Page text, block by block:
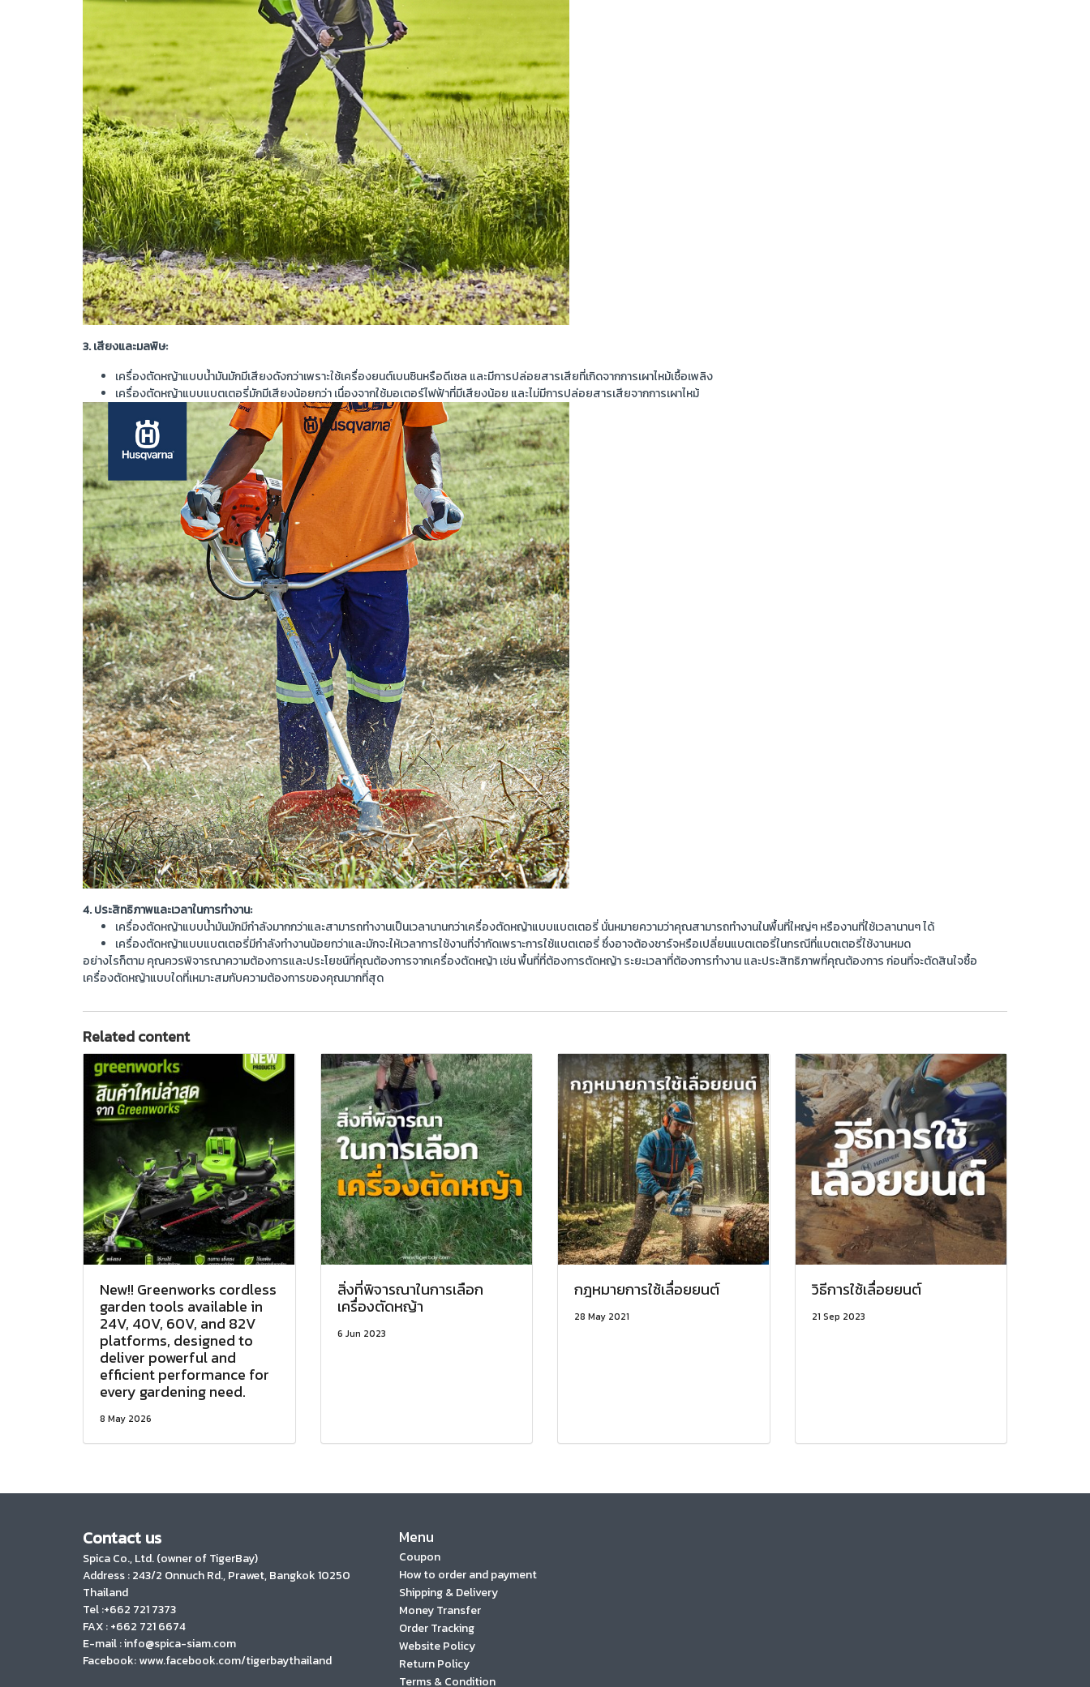
3. เสียงและมลพิษ:
เครื่องตัดหญ้าแบบน้ำมันมักมีเสียงดังกว่าเพราะใช้เครื่องยนต์เบนซินหรือดีเซล และมีการปล่อยสารเสียที่เกิดจากการเผาไหม้เชื้อเพลิง
เครื่องตัดหญ้าแบบแบตเตอรี่มักมีเสียงน้อยกว่า เนื่องจากใช้มอเตอร์ไฟฟ้าที่มีเสียงน้อย และไม่มีการปล่อยสารเสียจากการเผาไหม้
4. ประสิทธิภาพและเวลาในการทำงาน:
เครื่องตัดหญ้าแบบน้ำมันมักมีกำลังมากกว่าและสามารถทำงานเป็นเวลานานกว่าเครื่องตัดหญ้าแบบแบตเตอรี่ นั่นหมายความว่าคุณสามารถทำงานในพื้นที่ใหญ่ๆ หรืองานที่ใช้เวลานานๆ ได้
เครื่องตัดหญ้าแบบแบตเตอรี่มีกำลังทำงานน้อยกว่าและมักจะให้เวลาการใช้งานที่จำกัดเพราะการใช้แบตเตอรี่ ซึ่งอาจต้องชาร์จหรือเปลี่ยนแบตเตอรี่ในกรณีที่แบตเตอรี่ใช้งานหมด
อย่างไรก็ตาม คุณควรพิจารณาความต้องการและประโยชน์ที่คุณต้องการจากเครื่องตัดหญ้า เช่น พื้นที่ที่ต้องการตัดหญ้า ระยะเวลาที่ต้องการทำงาน และประสิทธิภาพที่คุณต้องการ ก่อนที่จะตัดสินใจซื้อ
เครื่องตัดหญ้าแบบใดที่เหมาะสมกับความต้องการของคุณมากที่สุด
Related content
New!! Greenworks cordless
garden tools available in
24V, 40V, 60V, and 82V
platforms, designed to
deliver powerful and
efficient performance for
every gardening need.
8 May 2026
สิ่งที่พิจารณาในการเลือก
เครื่องตัดหญ้า
6 Jun 2023
กฎหมายการใช้เลื่อยยนต์
28 May 2021
วิธีการใช้เลื่อยยนต์
21 Sep 2023
Contact us
Spica Co., Ltd. (owner of TigerBay)
Address :243/2 Onnuch Rd., Prawet, Bangkok 10250
Thailand
Tel :+662 721 7373
FAX : +662 721 6674
E-mail : info@spica-siam.com
Facebook: www.facebook.com/tigerbaythailand
Menu
Coupon
How to order and payment
Shipping & Delivery
Money Transfer
Order Tracking
Website Policy
Return Policy
Terms & Condition